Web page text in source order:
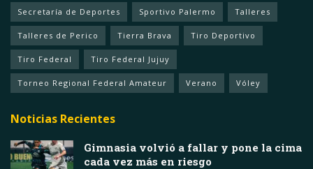
Secretaría de Deportes Sportivo Palermo Talleres
Talleres de Perico Tierra Brava Tiro Deportivo
Tiro Federal Tiro Federal Jujuy
Torneo Regional Federal Amateur Verano Vóley
Noticias Recientes
Gimnasia volvió a fallar y pone la cima
cada vez más en riesgo